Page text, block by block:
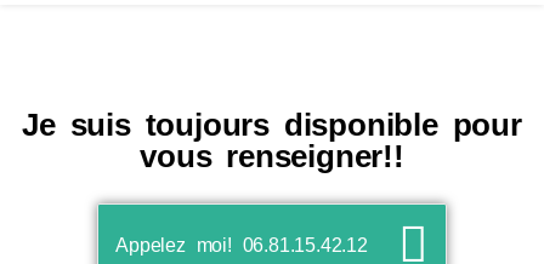
Je suis toujours disponible pour
vous renseigner!!
Appelez moi! 06.81.15.42.12